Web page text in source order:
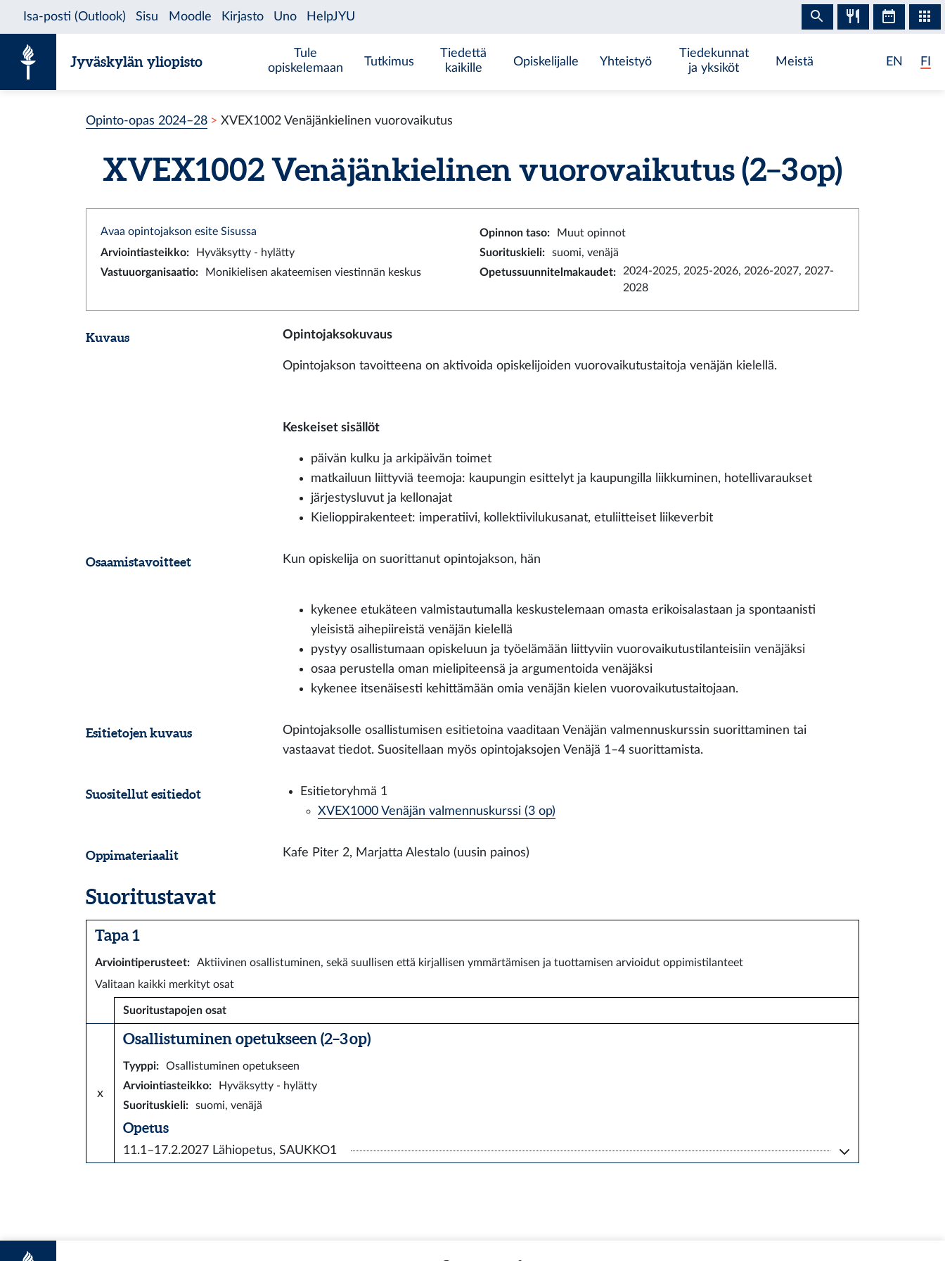
Jyväskylän yliopisto
Tule
opiskelemaan
Tutkimus
Tiedettä
kaikille
Opiskelijalle Yhteistyö
Tiedekunnat
ja yksiköt
Meistä EN FI
Opinto-opas 2024–28 XVEX1002 Venäjänkielinen vuorovaikutus
XVEX1002 Venäjänkielinen vuorovaikutus (2–3 op)
Avaa opintojakson esite Sisussa Opinnon taso:
Muut opinnot
Arviointiasteikko: Hyväksytty - hylätty Suorituskieli:
suomi, venäjä
Vastuuorganisaatio: Monikielisen akateemisen viestinnän keskus Opetussuunnitelmakaudet:
2024-2025, 2025-2026, 2026-2027, 2027-
2028
Kuvaus Opintojaksokuvaus
Opintojakson tavoitteena on aktivoida opiskelijoiden vuorovaikutustaitoja venäjän kielellä.
Keskeiset sisällöt
päivän kulku ja arkipäivän toimet
matkailuun liittyviä teemoja: kaupungin esittelyt ja kaupungilla liikkuminen, hotellivaraukset
järjestysluvut ja kellonajat
Kielioppirakenteet: imperatiivi, kollektiivilukusanat, etuliitteiset liikeverbit
Osaamistavoitteet Kun opiskelija on suorittanut opintojakson, hän
kykenee etukäteen valmistautumalla keskustelemaan omasta erikoisalastaan ja spontaanisti
yleisistä aihepiireistä venäjän kielellä
pystyy osallistumaan opiskeluun ja työelämään liittyviin vuorovaikutustilanteisiin venäjäksi
osaa perustella oman mielipiteensä ja argumentoida venäjäksi
kykenee itsenäisesti kehittämään omia venäjän kielen vuorovaikutustaitojaan.
Esitietojen kuvaus
Opintojaksolle osallistumisen esitietoina vaaditaan Venäjän valmennuskurssin suorittaminen tai
vastaavat tiedot. Suositellaan myös opintojaksojen Venäjä 1–4 suorittamista.
Suositellut esitiedot
Esitietoryhmä 1
XVEX1000 Venäjän valmennuskurssi (3 op)
Oppimateriaalit Kafe Piter 2, Marjatta Alestalo (uusin painos)
Suoritustavat
Tapa 1
Arviointiperusteet:
Aktiivinen osallistuminen, sekä suullisen että kirjallisen ymmärtämisen ja tuottamisen arvioidut oppimistilanteet
Valitaan kaikki merkityt osat
Suoritustapojen osat
x
Osallistuminen opetukseen (2–3 op)
Tyyppi:
Osallistuminen opetukseen
Arviointiasteikko:
Hyväksytty - hylätty
Suorituskieli: suomi, venäjä
Opetus
11.1–17.2.2027 Lähiopetus, SAUKKO1